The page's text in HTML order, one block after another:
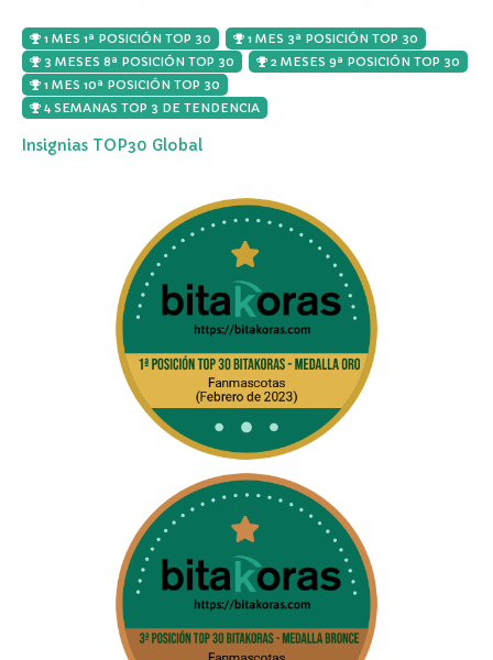
1 MES 1ª POSICIÓN TOP 30
1 MES 3ª POSICIÓN TOP 30
3 MESES 8ª POSICIÓN TOP 30
2 MESES 9ª POSICIÓN TOP 30
1 MES 10ª POSICIÓN TOP 30
4 SEMANAS TOP 3 DE TENDENCIA
Insignias TOP30 Global